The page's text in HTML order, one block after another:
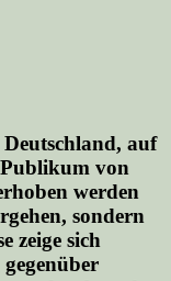
auf
Publikum von
werden
sondern
zeige sich